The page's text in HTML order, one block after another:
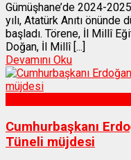
Gümüşhane’de 2024-
yılı, Atatürk Anıtı
başladı. Törene, İl Millî
Doğan, İl Millî [...]
Devamını Oku
Cumhurbaşkanı
Tüneli müjdesi